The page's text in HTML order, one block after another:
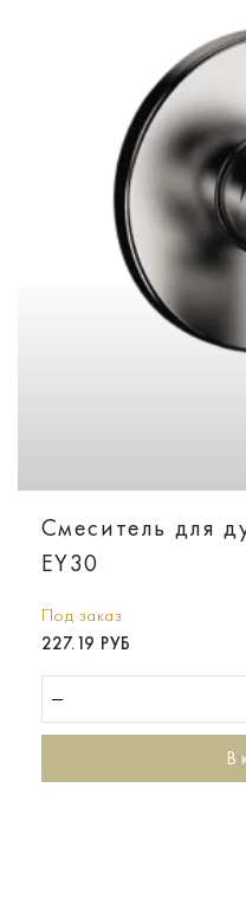
Смеситель для
EY30
Под заказ
227.19 РУБ
В